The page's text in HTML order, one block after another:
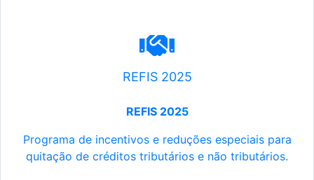
REFIS 2025
REFIS 2025
Programa de incentivos e reduções especiais para
quitação de créditos tributários e não tributários.